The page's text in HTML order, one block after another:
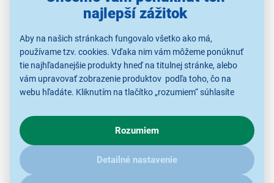
najlepší zážitok
Aby na našich stránkach fungovalo všetko ako má,
používame tzv. cookies. Vďaka nim vám môžeme ponúknuť
tie najhľadanejšie produkty hneď na titulnej stránke, alebo
vám upravovať zobrazenie produktov podľa toho, čo na
webu hľadáte. Kliknutím na tlačítko „rozumiem“ súhlasíte
o chovaní na webe pre zobrazovaní cielených reklám.
V prípade že vás zaujímajú detaily, ako u nás s cookies a
ďalšími údaji pracujeme, kliknitesem.
Rozumiem
Detailné nastavenie
technológia JBL OpenSound
ľahká konštrukcia
stupeň krytia IP68
4 mikrofóny
výdrž až 32 hod
aplikácia JBL Headphones